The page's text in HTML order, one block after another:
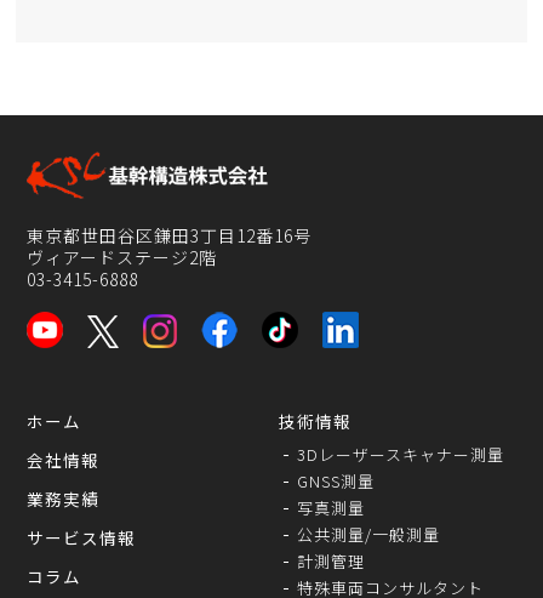
東京都世田谷区鎌田3丁目12番16号
ヴィアードステージ2階
03-3415-6888
ホーム
会社情報
業務実績
サービス情報
コラム
技術情報
3Dレーザースキャナー測量
GNSS測量
写真測量
公共測量/一般測量
計測管理
特殊車両コンサルタント